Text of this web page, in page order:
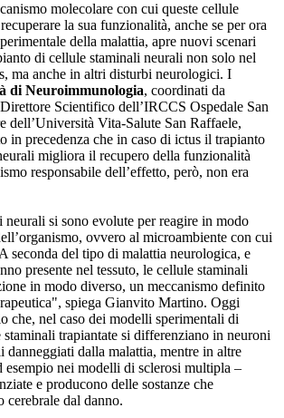
molecolare con cui queste cellule
la sua funzionalità, anche se per ora
della malattia, apre nuovi scenari
di cellule staminali neurali non solo nel
ma anche in altri disturbi neurologici. I
di Neuroimmunologia, coordinati da
Scientifico dell’IRCCS Ospedale San
dell’Università Vita-Salute San Raffaele,
in precedenza che in caso di ictus il trapianto
migliora il recupero della funzionalità
responsabile dell’effetto, però, non era
si sono evolute per reagire in modo
ovvero al microambiente con cui
seconda del tipo di malattia neurologica, e
presente nel tessuto, le cellule staminali
in modo diverso, un meccanismo definito
spiega Gianvito Martino. Oggi
che, nel caso dei modelli sperimentali di
trapiantate si differenziano in neuroni
danneggiati dalla malattia, mentre in altre
esempio nei modelli di sclerosi multipla –
e producono delle sostanze che
cerebrale dal danno.